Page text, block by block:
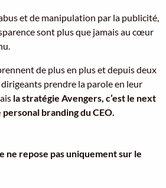
et de manipulation par la publicité,
sont plus que jamais au cœur
de plus en plus et depuis deux
prendre la parole en leur
la stratégie Avengers, c’est le next
branding du CEO.
ne repose pas uniquement sur le